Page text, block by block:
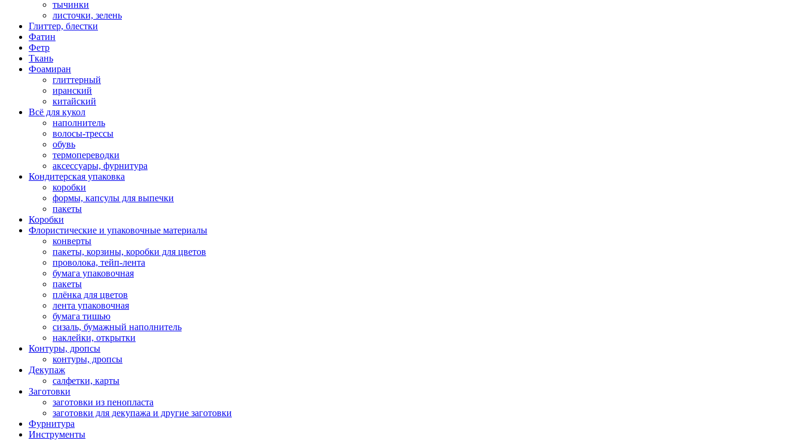
тычинки
листочки, зелень
Глиттер, блестки
Фатин
Фетр
Ткань
Фоамиран
глиттерный
иранский
китайский
Всё для кукол
наполнитель
волосы-трессы
обувь
термопереводки
аксессуары, фурнитура
Кондитерская упаковка
коробки
формы, капсулы для выпечки
пакеты
Коробки
Флористические и упаковочные материалы
конверты
пакеты, корзины, коробки для цветов
проволока, тейп-лента
бумага упаковочная
пакеты
плёнка для цветов
лента упаковочная
бумага тишью
сизаль, бумажный наполнитель
наклейки, открытки
Контуры, дропсы
контуры, дропсы
Декупаж
салфетки, карты
Заготовки
заготовки из пенопласта
заготовки для декупажа и другие заготовки
Фурнитура
Инструменты